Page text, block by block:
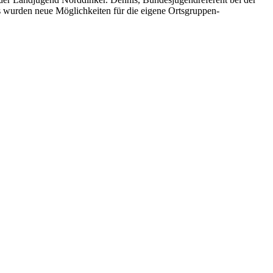
neue Möglichkeiten für die eigene Ortsgruppen-